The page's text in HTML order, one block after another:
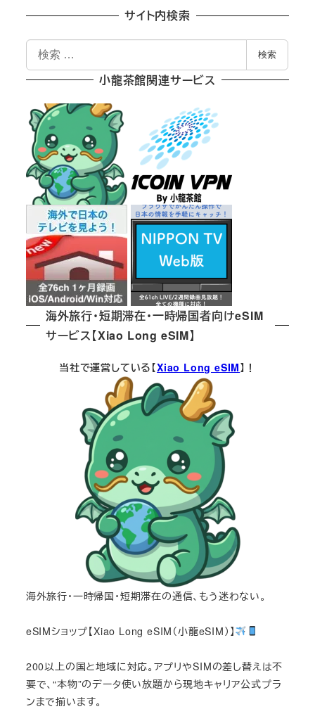
サイト内検索
検
索
検索
小龍茶館関連サービス
海外旅行・短期滞在・一時帰国者向けeSIM
サービス【Xiao Long eSIM】
当社で運営している【Xiao Long eSIM】！
海外旅行・一時帰国・短期滞在の通信、もう迷わない。
eSIMショップ【Xiao Long eSIM（小龍eSIM）】
200以上の国と地域に対応。アプリやSIMの差し替えは不
要で、“本物”のデータ使い放題から現地キャリア公式プラ
ンまで揃います。